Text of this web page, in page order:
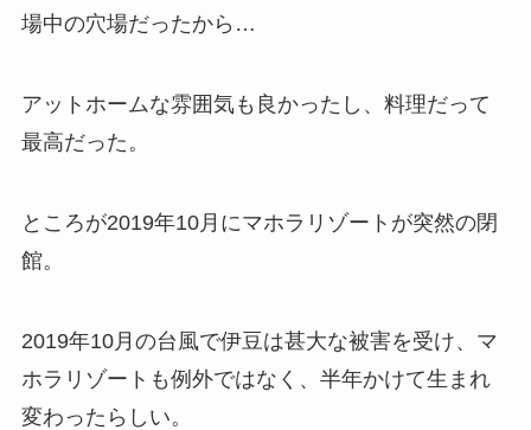
場中の穴場だったから…
アットホームな雰囲気も良かったし、料理だって
最高だった。
ところが2019年10月にマホラリゾートが突然の閉
館。
2019年10月の台風で伊豆は甚大な被害を受け、マ
ホラリゾートも例外ではなく 、半年かけて生まれ
変わったらしい。